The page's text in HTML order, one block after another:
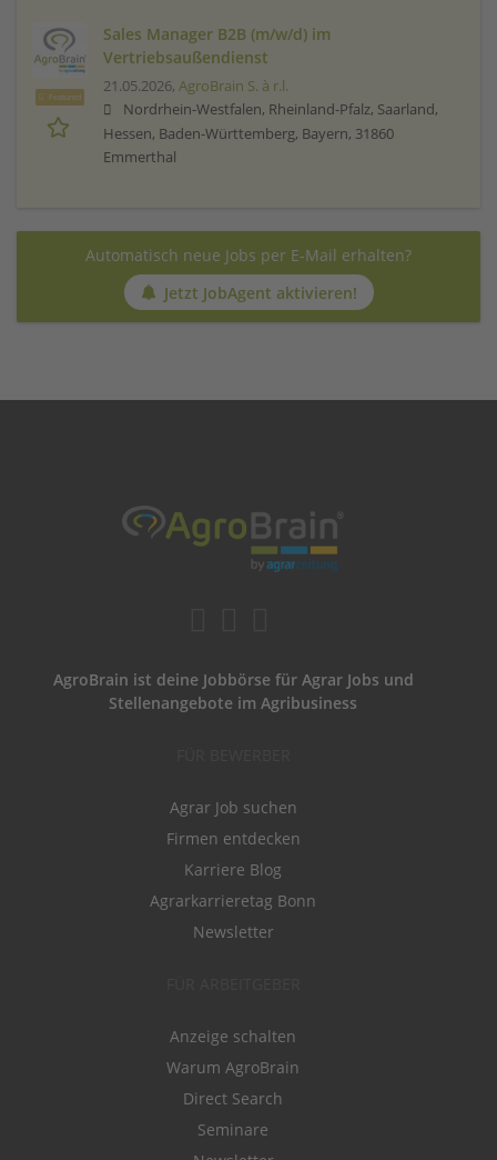
Featured
Sales Manager B2B (m/w/d) im
Vertriebsaußendienst
21.05.2026, AgroBrain S. à r.l.
Nordrhein-Westfalen, Rheinland-Pfalz, Saarland,
Hessen, Baden-Württemberg, Bayern, 31860
Emmerthal
Automatisch neue Jobs per E-Mail erhalten?
Jetzt JobAgent aktivieren!
AgroBrain ist deine Jobbörse für Agrar Jobs und
Stellenangebote im Agribusiness
Agrar Job suchen
Firmen entdecken
Karriere Blog
Agrarkarrieretag Bonn
Newsletter
Anzeige schalten
Warum AgroBrain
Direct Search
Seminare